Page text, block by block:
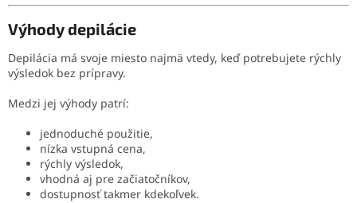
Výhody depilácie
Depilácia má svoje miesto najmä vtedy, keď potrebujete rýchly
výsledok bez prípravy.
Medzi jej výhody patrí:
jednoduché použitie,
nízka vstupná cena,
rýchly výsledok,
vhodná aj pre začiatočníkov,
dostupnosť takmer kdekoľvek.